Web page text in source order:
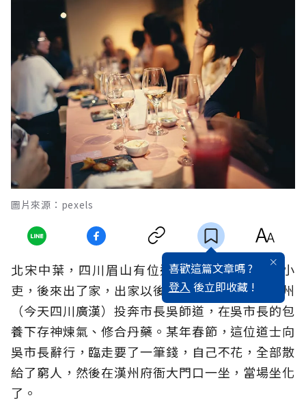
圖片來源：pexels
喜歡這篇文章嗎 ?
登入 後立即收藏 !
北宋中葉，四川眉山有位道士，早年在衙門做小
吏，後來出了家，出家以後也不住道觀，跑到漢州
（今天四川廣漢）投奔市長吳師道，在吳市長的包
養下存神煉氣、修合丹藥。某年春節，這位道士向
吳市長辭行，臨走要了一筆錢，自己不花，全部散
給了窮人，然後在漢州府衙大門口一坐，當場坐化
了。